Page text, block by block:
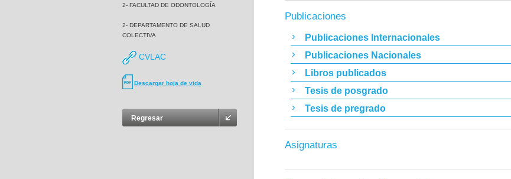
2- FACULTAD DE ODONTOLOGÍA
2- DEPARTAMENTO DE SALUD
COLECTIVA
CVLAC
Descargar hoja de vida
Regresar
Publicaciones
Publicaciones Internacionales
Publicaciones Nacionales
Libros publicados
Tesis de posgrado
Tesis de pregrado
Asignaturas